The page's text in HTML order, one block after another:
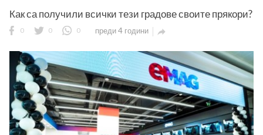
Как са получили всички тези градове своите прякори?
0 0 0 преди 4 години 